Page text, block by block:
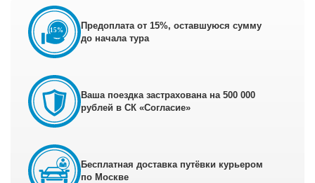
Предоплата от 15%, оставшуюся сумму
до начала тура
Ваша поездка застрахована на 500 000
рублей в СК «Согласие»
Бесплатная доставка путёвки курьером
по Москве